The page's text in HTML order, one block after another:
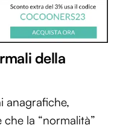
della
anagrafiche,
la “normalità”